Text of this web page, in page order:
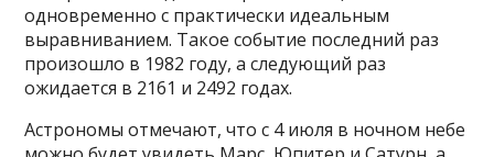
одновременно с практически идеальным
выравниванием. Такое событие последний раз
произошло в 1982 году, а следующий раз
ожидается в 2161 и 2492 годах.
Астрономы отмечают, что с 4 июля в ночном небе